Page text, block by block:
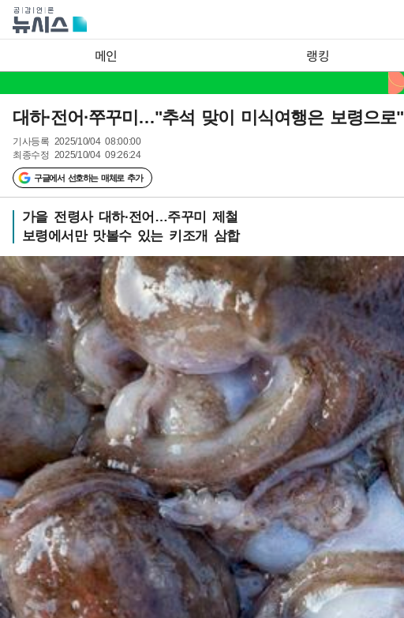
메인 랭킹
대하·전어·쭈꾸미…"추석 맞이 미식여행은 보령으로"
기사등록 2025/10/04 08:00:00
최종수정 2025/10/04 09:26:24
구글에서 선호하는 매체로 추가
가을 전령사 대하·전어…주꾸미 제철
보령에서만 맛볼수 있는 키조개 삼합